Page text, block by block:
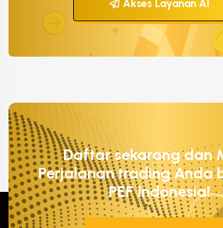
Akses Layanan AI
Daftar sekarang dan
Perjalanan trading Anda
PEF Indonesia!